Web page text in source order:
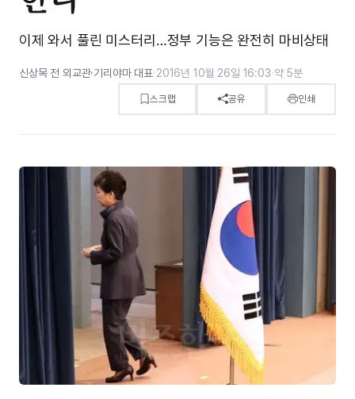
이제 와서 풀린 미스터리…정부 기능은 완전히 마비상태
신상목 전 외교관·기리야마 대표·2016년 10월 26일 16:03·약 5분
스크랩 공유 인쇄